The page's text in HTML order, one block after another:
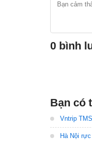
0 bình
Bạn có
Vntrip
Hà Nội